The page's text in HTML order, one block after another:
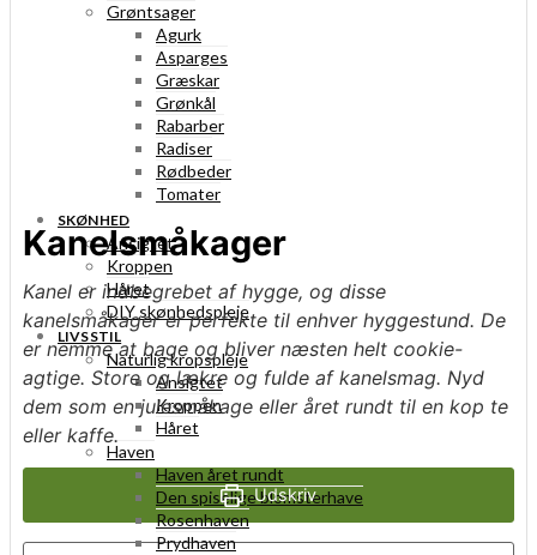
Grøntsager
Agurk
Asparges
Græskar
Grønkål
Rabarber
Radiser
Rødbeder
Tomater
SKØNHED
Ansigtet
Kroppen
Håret
DIY skønhedspleje
LIVSSTIL
Naturlig kropspleje
Ansigtet
Kroppen
Håret
Haven
Haven året rundt
Den spiselige blomsterhave
Rosenhaven
Prydhaven
Kanelsmåkager
Kanel er indbegrebet af hygge, og disse
kanelsmåkager er perfekte til enhver hyggestund. De
er nemme at bage og bliver næsten helt cookie-
agtige. Store og lækre og fulde af kanelsmag. Nyd
dem som en julesmåkage eller året rundt til en kop te
eller kaffe.
Udskriv